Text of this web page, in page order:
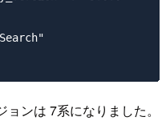
ンは 7系になりました。